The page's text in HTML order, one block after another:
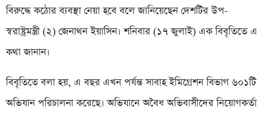
বিরুদ্ধে কঠোর ব্যবস্থা নেয়া হবে বলে জানিয়েছেন দেশটির উপ-
স্বরাষ্ট্রমন্ত্রী (২) জেনাথন ইয়াসিন। শনিবার (১৭ জুলাই) এক বিবৃতিতে এ
কথা জানান।
বিবৃতিতে বলা হয়, এ বছর এখন পর্যন্ত সাবাহ ইমিগ্রেশন বিভাগ ৬০১টি
অভিযান পরিচালনা করেছে। অভিযানে অবৈধ অভিবাসীদের নিয়োগকর্তা